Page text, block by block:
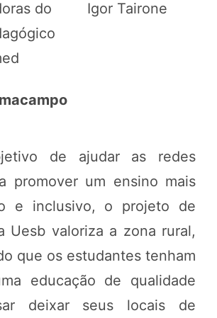
do
Igor Tairone
de ajudar as redes
promover um ensino mais
e inclusivo, o projeto de
Uesb valoriza a zona rural,
que os estudantes tenham
educação de qualidade
deixar seus locais de